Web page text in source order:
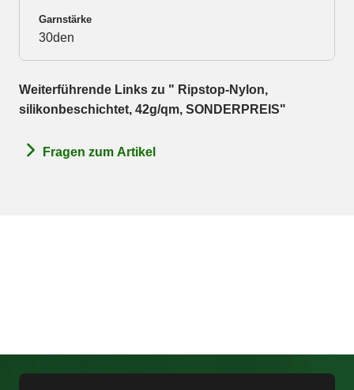
Garnstärke
30den
Weiterführende Links zu " Ripstop-Nylon,
silikonbeschichtet, 42g/qm, SONDERPREIS"
Fragen zum Artikel